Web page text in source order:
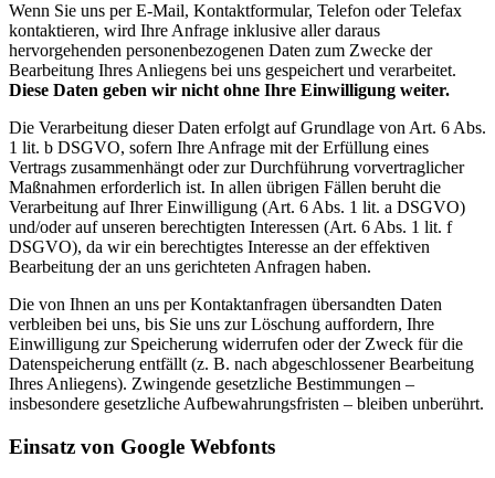
Wenn Sie uns per E-Mail, Kontaktformular, Telefon oder Telefax
kontaktieren, wird Ihre Anfrage inklusive aller daraus
hervorgehenden personenbezogenen Daten zum Zwecke der
Bearbeitung Ihres Anliegens bei uns gespeichert und verarbeitet.
Diese Daten geben wir nicht ohne Ihre Einwilligung weiter.
Die Verarbeitung dieser Daten erfolgt auf Grundlage von Art. 6 Abs.
1 lit. b DSGVO, sofern Ihre Anfrage mit der Erfüllung eines
Vertrags zusammenhängt oder zur Durchführung vorvertraglicher
Maßnahmen erforderlich ist. In allen übrigen Fällen beruht die
Verarbeitung auf Ihrer Einwilligung (Art. 6 Abs. 1 lit. a DSGVO)
und/oder auf unseren berechtigten Interessen (Art. 6 Abs. 1 lit. f
DSGVO), da wir ein berechtigtes Interesse an der effektiven
Bearbeitung der an uns gerichteten Anfragen haben.
Die von Ihnen an uns per Kontaktanfragen übersandten Daten
verbleiben bei uns, bis Sie uns zur Löschung auffordern, Ihre
Einwilligung zur Speicherung widerrufen oder der Zweck für die
Datenspeicherung entfällt (z. B. nach abgeschlossener Bearbeitung
Ihres Anliegens). Zwingende gesetzliche Bestimmungen –
insbesondere gesetzliche Aufbewahrungsfristen – bleiben unberührt.
Einsatz von Google Webfonts